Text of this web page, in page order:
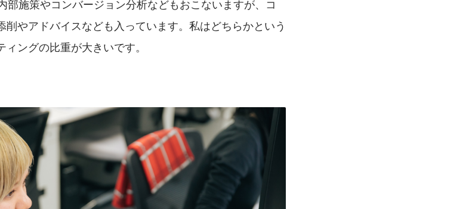
部施策やコンバージョン分析などもおこないますが、コ
削やアドバイスなども入っています。私はどちらかという
ングの比重が大きいです。